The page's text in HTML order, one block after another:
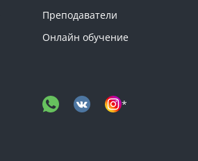
Преподаватели
Онлайн обучение
*